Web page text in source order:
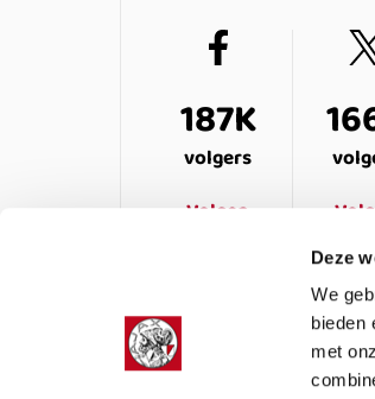
Deze
We
bieden
met
187K
volgers
Volgen